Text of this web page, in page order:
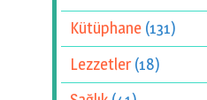
Kütüphane (131)
Lezzetler(18)